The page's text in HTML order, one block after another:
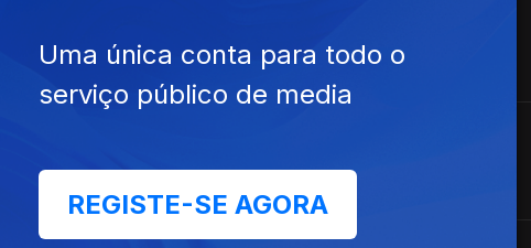
Uma única conta para todo o
serviço público de media
REGISTE-SE AGORA